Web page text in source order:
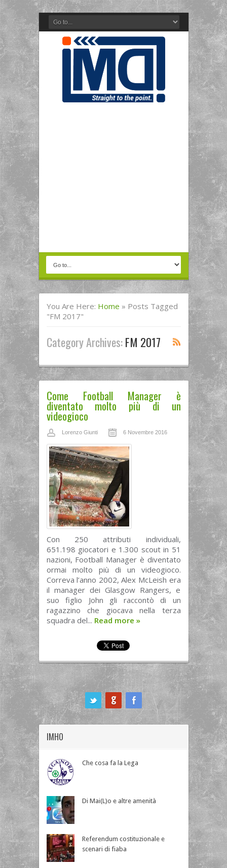
You Are Here: Home » Posts Tagged
"FM 2017"
Category Archives:FM 2017
Come Football Manager è
diventato molto più di un
videogioco
Lorenzo Giunti 6 Novembre 2016
Con 250 attributi individuali,
651.198 giocatori e 1.300 scout in 51
nazioni, Football Manager è diventato
ormai molto più di un videogioco.
Correva l’anno 2002, Alex McLeish era
il manager dei Glasgow Rangers, e
suo figlio John gli raccontò di un
ragazzino che giocava nella terza
squadra del... Read more »
IMHO
Che cosa fa la Lega
Di Mai(L)o e altre amenità
Referendum costituzionale e
scenari di fiaba